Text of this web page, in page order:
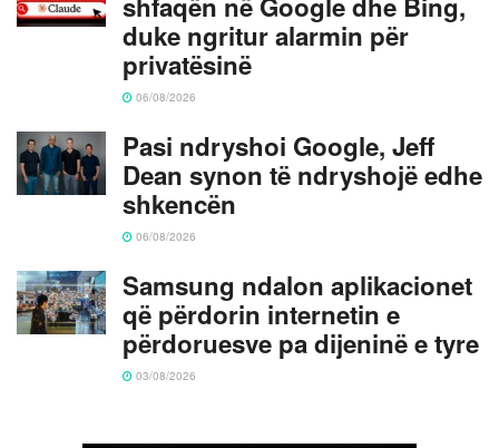
duke ngritur alarmin për
privatësinë
06/08/2026
Pasi ndryshoi Google, Jeff
Dean synon të ndryshojë edhe
shkencën
06/08/2026
Samsung ndalon aplikacionet
që përdorin internetin e
përdoruesve pa dijeninë e tyre
03/08/2026